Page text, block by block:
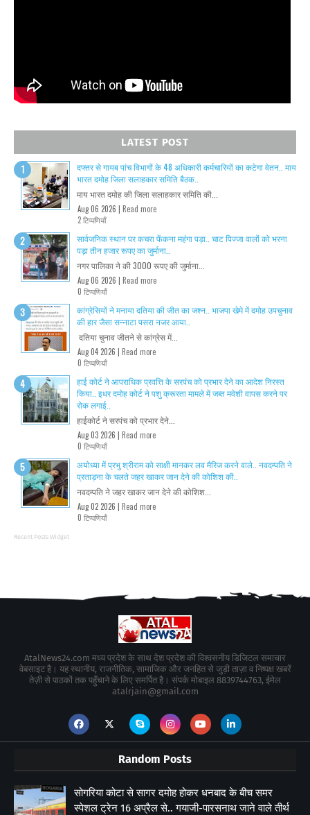
LATEST POST
दफ्तर से गायब पांच विभागों के 48 अधिकारी कर्मचारियों का कटेगा वेतन.. माय
भारत दमोह जिला सलाहकार समिति बैठक..
माय भारत दमोह की जिला सलाहकार समिति की...
Aug 06 2026 | Read more
2 टिप्पणियाँ
सार्वजनिक स्थान पर कचरा फेंकना महंगा पड़ा.. चाट पिज्जा वालों को भरना
पड़ा तीन हजार रूपए का जुर्माना..
नगर पालिका ने की 3000 रूपए की जुर्माना...
Aug 06 2026 | Read more
0 टिप्पणियाँ
कांग्रेसियों ने मनाया दतिया की जीत का जश्न.. भाजपा खेमे में दमोह उपचुनाव
की हार जैसा सन्नाटा पसरा नजर आया..
दतिया चुनाव जीतने से कांग्रेस में...
Aug 04 2026 | Read more
0 टिप्पणियाँ
हाई कोर्ट ने आपराधिक प्रवत्ति के सरपंच को प्रभार देने का आदेश निरस्त
किया.. इधर दमोह कोर्ट ने पशु क्रूरता मामले में जब्त मवेशी वापस करने पर
रोक लगाई..
हाईकोर्ट ने सरपंच को प्रभार देने...
Aug 03 2026 | Read more
0 टिप्पणियाँ
अयोध्या में प्रभु श्रीराम को साक्षी मानकर लव मैरिज करने वाले.. नवदम्पति ने
प्रताड़ना के चलते जहर खाकर जान देने की कोशिश की..
नवदम्पति ने जहर खाकर जान देने की कोशिश...
Aug 02 2026 | Read more
0 टिप्पणियाँ
Recent Posts Widget
AtalNews24.com मध्य प्रदेश के साथ देश प्रदेश की विश्वसनीय डिजिटल समाचार
वेबसाइट है। यह स्थानीय, राजनीतिक, सामाजिक और जनहित से जुड़ी ताज़ा व निष्पक्ष खबरें
तेज़ी से पाठकों तक पहुँचाने के लिए समर्पित है। संपर्क मोबाइल 8839744763, ईमेल
atalrjain@gmail.com
Random Posts
सोगरिया कोटा से सागर दमोह होकर धनबाद के बीच समर
स्पेशल ट्रेन 16 अप्रैल से.. गयाजी-पारसनाथ जाने वाले तीर्थ